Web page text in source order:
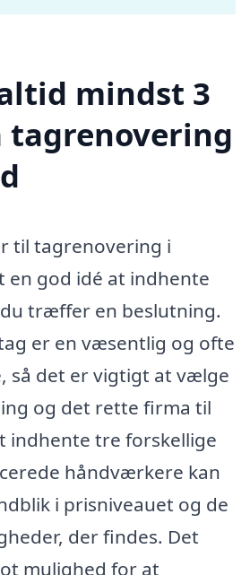
mindst 3
til tagrenovering i
en god idé at indhente
træffer en beslutning.
er en væsentlig og ofte
så det er vigtigt at vælge
og det rette firma til
indhente tre forskellige
håndværkere kan
i prisniveauet og de
der findes. Det
mulighed for at